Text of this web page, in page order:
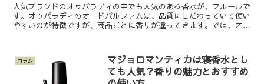
人気ブランドのオゥパラディの中でも人気のある香水が、フルールで
す。オゥパラディのオードパルファムは、品質にこだわっていて使い
やすいのが特徴ですが、商品ごとに香りが違ってきます。では、オゥ
コラム
マジョロマンティカは寝香水とし
ても人気？香りの魅力とおすすめ